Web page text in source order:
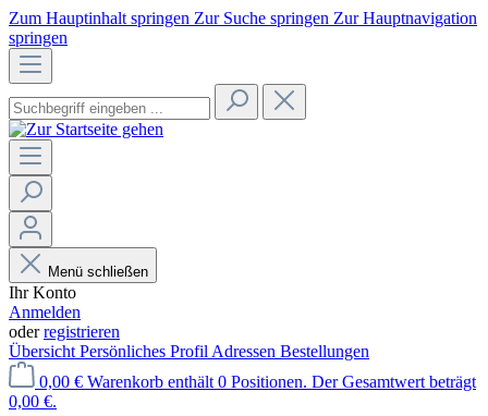
Zum Hauptinhalt springen Zur Suche springen Zur Hauptnavigation
springen
Menü schließen
Ihr Konto
Anmelden
oderregistrieren
Übersicht Persönliches Profil Adressen Bestellungen
0,00 € Warenkorb enthält 0 Positionen. Der Gesamtwert beträgt
0,00 €.